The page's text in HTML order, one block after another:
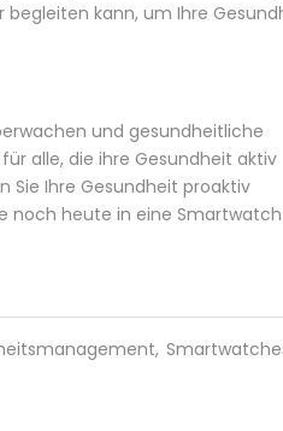
begleiten kann, um Ihre
und gesundheitliche
alle, die ihre Gesundheit aktiv
Sie Ihre Gesundheit proaktiv
noch heute in eine
,